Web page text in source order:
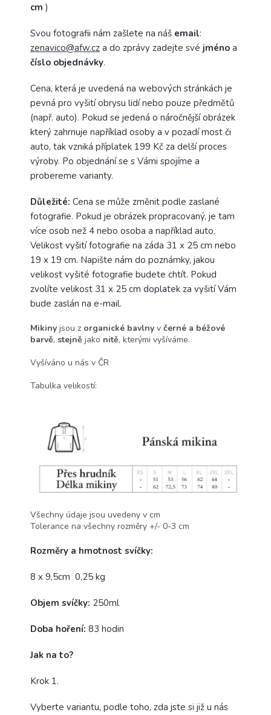
cm )
Svou fotografii nám zašlete na náš email:
zenavico@afw.cz a do zprávy zadejte své jméno a
číslo objednávky.
Cena, která je uvedená na webových stránkách je
pevná pro vyšití obrysu lidí nebo pouze předmětů
(např. auto). Pokud se jedená o náročnější obrázek
který zahrnuje například osoby a v pozadí most či
auto, tak vzniká příplatek 199 Kč za delší proces
výroby. Po objednání se s Vámi spojíme a
probereme varianty.
Důležité: Cena se může změnit podle zaslané
fotografie. Pokud je obrázek propracovaný, je tam
více osob než 4 nebo osoba a například auto.
Velikost vyšití fotografie na záda 31 x 25 cm nebo
19 x 19 cm. Napište nám do poznámky, jakou
velikost vyšité fotografie budete chtít. Pokud
zvolíte velikost 31 x 25 cm doplatek za vyšití Vám
bude zaslán na e-mail.
Mikiny jsou z organické bavlny v černé a béžové
barvě, stejně jako nitě, kterými vyšíváme.
Vyšíváno u nás v ČR
Tabulka velikostí:
Všechny údaje jsou uvedeny v cm
Tolerance na všechny rozměry +/- 0-3 cm
Rozměry a hmotnost svíčky:
8 x 9,5cm 0,25 kg
Objem svíčky: 250ml
Doba hoření: 83 hodin
Jak na to?
Krok 1.
Vyberte variantu, podle toho, zda jste si již u nás